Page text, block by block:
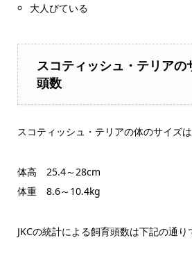
大人びている
スコティッシュ・テリアの
頭数
スコティッシュ・テリアの体のサイズ
体高 25.4～28cm
体重 8.6～10.4kg
JKCの統計による飼育頭数は下記の通り